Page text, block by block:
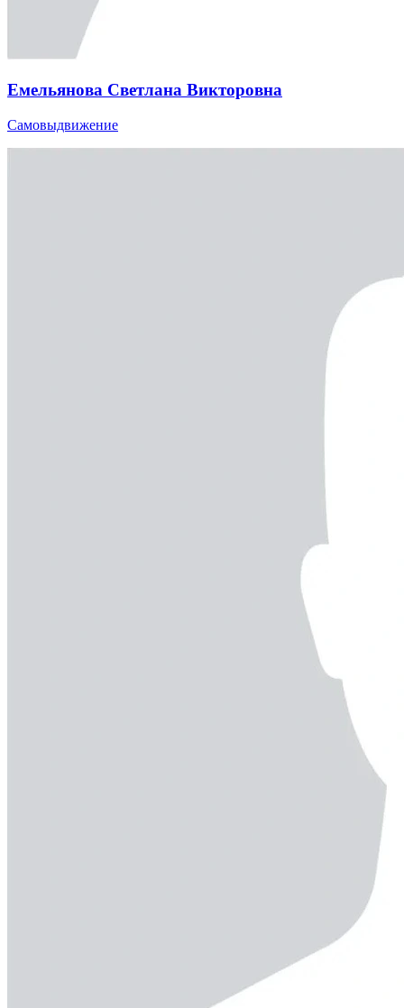
Емельянова Светлана Викторовна
Самовыдвижение